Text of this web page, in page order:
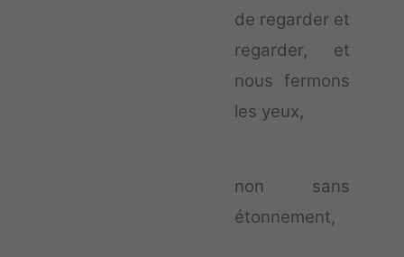
de regarder et
regarder, et
nous fermons
les yeux,
non sans
étonnement,